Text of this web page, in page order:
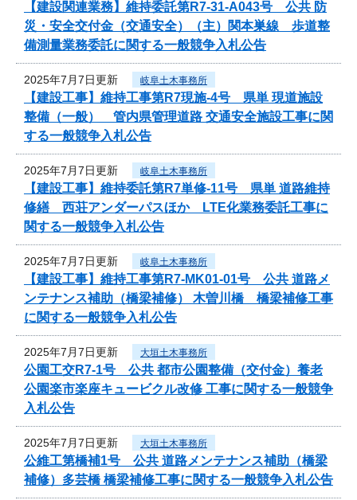
【建設関連業務】維持委託第R7-31-A043号 公共 防
災・安全交付金（交通安全）（主）関本巣線 歩道整
備測量業務委託に関する一般競争入札公告
2025年7月7日更新 岐阜土木事務所
【建設工事】維持工事第R7現施-4号 県単 現道施設
整備（一般） 管内県管理道路 交通安全施設工事に関
する一般競争入札公告
2025年7月7日更新 岐阜土木事務所
【建設工事】維持委託第R7単修-11号 県単 道路維持
修繕 西荘アンダーパスほか LTE化業務委託工事に
関する一般競争入札公告
2025年7月7日更新 岐阜土木事務所
【建設工事】維持工事第R7-MK01-01号 公共 道路メ
ンテナンス補助（橋梁補修） 木曽川橋 橋梁補修工事
に関する一般競争入札公告
2025年7月7日更新 大垣土木事務所
公園工交R7-1号 公共 都市公園整備（交付金）養老
公園楽市楽座キュービクル改修 工事に関する一般競争
入札公告
2025年7月7日更新 大垣土木事務所
公維工第橋補1号 公共 道路メンテナンス補助（橋梁
補修）多芸橋 橋梁補修工事に関する一般競争入札公告